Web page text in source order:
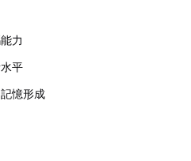
力
平
憶形成